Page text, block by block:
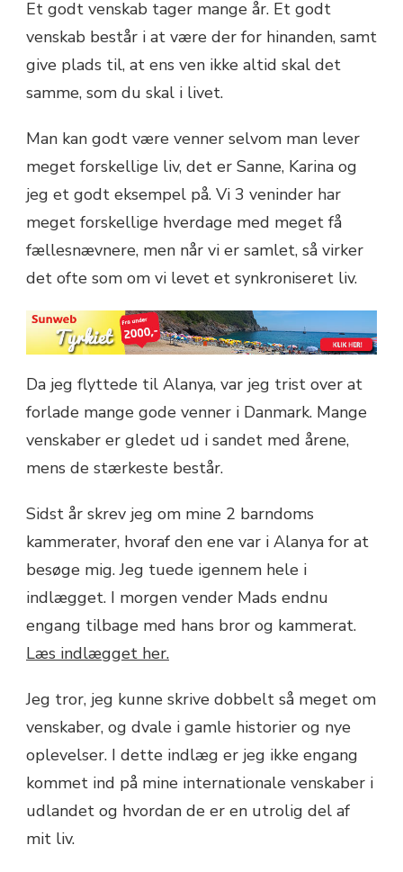
Et godt venskab tager mange år. Et godt
venskab består i at være der for hinanden, samt
give plads til, at ens ven ikke altid skal det
samme, som du skal i livet.
Man kan godt være venner selvom man lever
meget forskellige liv, det er Sanne, Karina og
jeg et godt eksempel på. Vi 3 veninder har
meget forskellige hverdage med meget få
fællesnævnere, men når vi er samlet, så virker
det ofte som om vi levet et synkroniseret liv.
Da jeg flyttede til Alanya, var jeg trist over at
forlade mange gode venner i Danmark. Mange
venskaber er gledet ud i sandet med årene,
mens de stærkeste består.
Sidst år skrev jeg om mine 2 barndoms
kammerater, hvoraf den ene var i Alanya for at
besøge mig. Jeg tuede igennem hele i
indlægget. I morgen vender Mads endnu
engang tilbage med hans bror og kammerat.
Læs indlægget her.
Jeg tror, jeg kunne skrive dobbelt så meget om
venskaber, og dvale i gamle historier og nye
oplevelser. I dette indlæg er jeg ikke engang
kommet ind på mine internationale venskaber i
udlandet og hvordan de er en utrolig del af
mit liv.